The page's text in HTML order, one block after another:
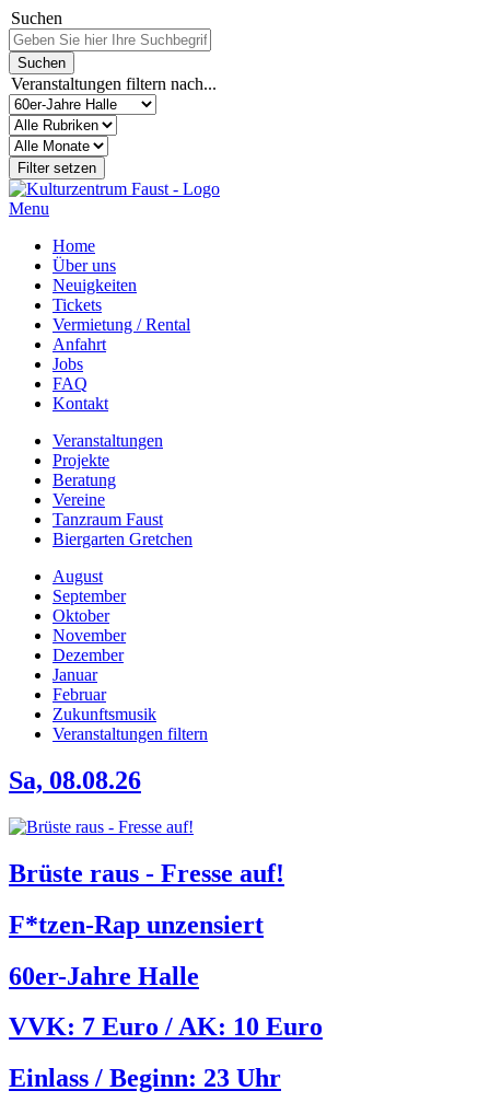
Suchen
Veranstaltungen filtern nach...
Menu
Home
Über uns
Neuigkeiten
Tickets
Vermietung / Rental
Anfahrt
Jobs
FAQ
Kontakt
Veranstaltungen
Projekte
Beratung
Vereine
Tanzraum Faust
Biergarten Gretchen
August
September
Oktober
November
Dezember
Januar
Februar
Zukunftsmusik
Veranstaltungen filtern
Sa, 08.08.26
Brüste raus - Fresse auf!
F*tzen-Rap unzensiert
60er-Jahre Halle
VVK: 7 Euro / AK: 10 Euro
Einlass / Beginn: 23 Uhr